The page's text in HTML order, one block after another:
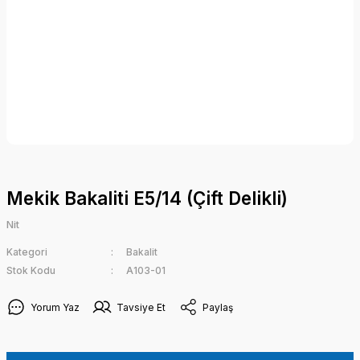
Mekik Bakaliti E5/14 (Çift Delikli)
Nit
Kategori
Bakalit
Stok Kodu
A103-01
Yorum Yaz Tavsiye Et Paylaş